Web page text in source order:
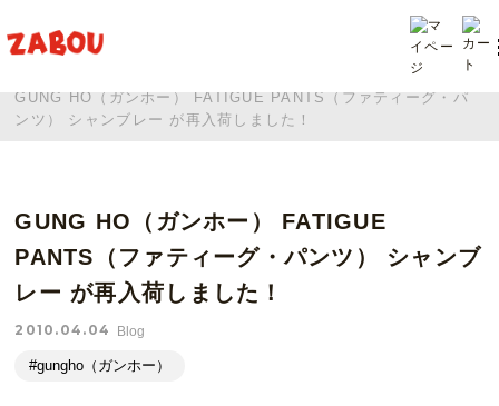
GUNG HO（ガンホー） FATIGUE PANTS（ファティーグ・パ
ンツ） シャンブレー が再入荷しました！
GUNG HO（ガンホー） FATIGUE
PANTS（ファティーグ・パンツ） シャンブ
レー が再入荷しました！
2010.04.04 Blog
#gungho（ガンホー）